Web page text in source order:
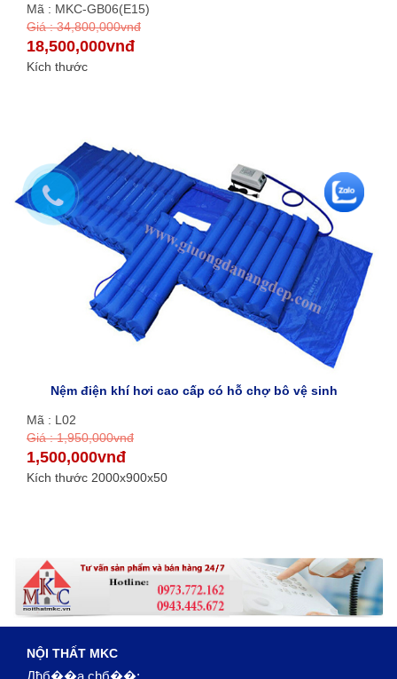
Mã : MKC-GB06(E15)
Giá : 34,800,000vnđ
18,500,000vnđ
Kích thước
Nệm điện khí hơi cao cấp có hỗ chợ bô vệ sinh
Mã : L02
Giá : 1,950,000vnđ
1,500,000vnđ
Kích thước 2000x900x50
NỘI THẤT MKC
Дђб��a chб��: